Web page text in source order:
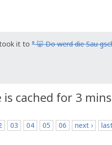
it to ° 🐷 Do werd die Sau
cached for 3 mins
03 04 05 06 next ›